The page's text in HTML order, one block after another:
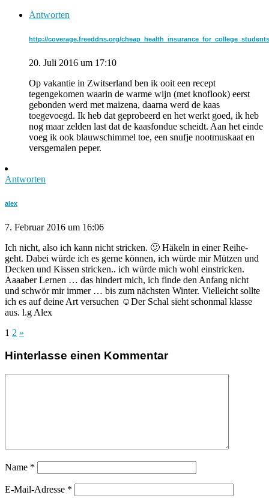
Antworten
http://coverage.freeddns.org/
20. Juli 2016 um 17:10
Op vakantie in Zwitserland ben ik ooit een recept
tegengekomen waarin de warme wijn (met knoflook) eerst
gebonden werd met maizena, daarna werd de kaas
toegevoegd. Ik heb dat geprobeerd en het werkt goed, ik heb
nog maar zelden last dat de kaasfondue scheidt. Aan het einde
voeg ik ook blauwschimmel toe, een snufje nootmuskaat en
versgemalen peper.
Antworten
alex
7. Februar 2016 um 16:06
Ich nicht, also ich kann nicht stricken. 🙂 Häkeln in einer Reihe-
geht. Dabei würde ich es gerne können, ich würde mir Mützen und
Decken und Kissen stricken.. ich würde mich wohl einstricken.
Aaaaber Lernen … das hindert mich, ich finde den Anfang nicht
und schwör mir immer … bis zum nächsten Winter. Vielleicht sollte
ich es auf deine Art versuchen ☺Der Schal sieht schonmal klasse
aus. l.g Alex
1 2 »
Hinterlasse einen Kommentar
Name *
E-Mail-Adresse *